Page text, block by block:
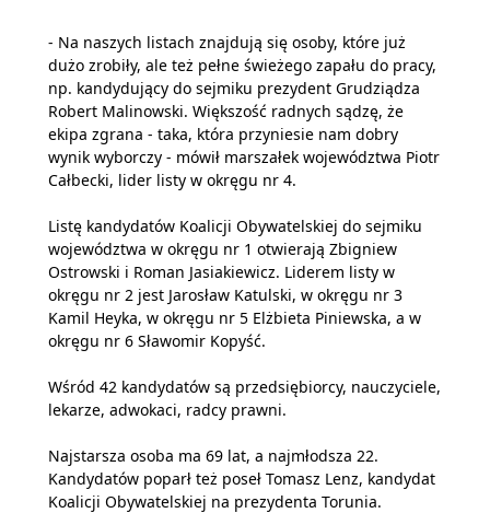
- Na naszych listach znajdują się osoby, które już
dużo zrobiły, ale też pełne świeżego zapału do pracy,
np. kandydujący do sejmiku prezydent Grudziądza
Robert Malinowski. Większość radnych sądzę, że
ekipa zgrana - taka, która przyniesie nam dobry
wynik wyborczy - mówił marszałek województwa Piotr
Całbecki, lider listy w okręgu nr 4.
Listę kandydatów Koalicji Obywatelskiej do sejmiku
województwa w okręgu nr 1 otwierają Zbigniew
Ostrowski i Roman Jasiakiewicz. Liderem listy w
okręgu nr 2 jest Jarosław Katulski, w okręgu nr 3
Kamil Heyka, w okręgu nr 5 Elżbieta Piniewska, a w
okręgu nr 6 Sławomir Kopyść.
Wśród 42 kandydatów są przedsiębiorcy, nauczyciele,
lekarze, adwokaci, radcy prawni.
Najstarsza osoba ma 69 lat, a najmłodsza 22.
Kandydatów poparł też poseł Tomasz Lenz, kandydat
Koalicji Obywatelskiej na prezydenta Torunia.